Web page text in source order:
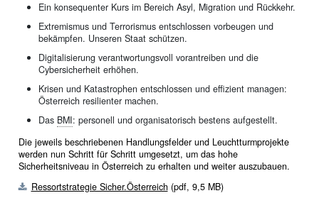
Ein konsequenter Kurs im Bereich Asyl, Migration und Rückkehr.
Extremismus und Terrorismus entschlossen vorbeugen und
bekämpfen. Unseren Staat schützen.
Digitalisierung verantwortungsvoll vorantreiben und die
Cybersicherheit erhöhen.
Krisen und Katastrophen entschlossen und effizient managen:
Österreich resilienter machen.
Das BMI: personell und organisatorisch bestens aufgestellt.
Die jeweils beschriebenen Handlungsfelder und Leuchtturmprojekte
werden nun Schritt für Schritt umgesetzt, um das hohe
Sicherheitsniveau in Österreich zu erhalten und weiter auszubauen.
Ressortstrategie Sicher.Österreich(pdf, 9,5 MB)